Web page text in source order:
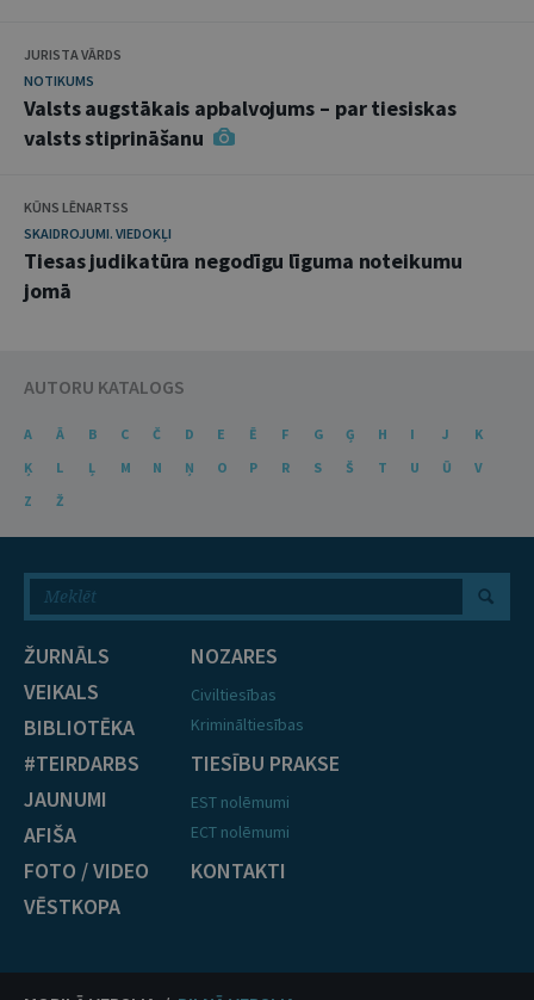
JURISTA VĀRDS
NOTIKUMS
Valsts augstākais apbalvojums – par tiesiskas
valsts stiprināšanu
KŪNS LĒNARTSS
SKAIDROJUMI. VIEDOKĻI
Tiesas judikatūra negodīgu līguma noteikumu
jomā
AUTORU KATALOGS
A Ā B C Č D E Ē F G Ģ H I J
K
Ķ
L Ļ M N Ņ O P R S Š T U Ū
V
Z
Ž
ŽURNĀLS
VEIKALS
BIBLIOTĒKA
#TEIRDARBS
JAUNUMI
AFIŠA
FOTO / VIDEO
VĒSTKOPA
NOZARES
Civiltiesības
Krimināltiesības
TIESĪBU PRAKSE
EST nolēmumi
ECT nolēmumi
KONTAKTI